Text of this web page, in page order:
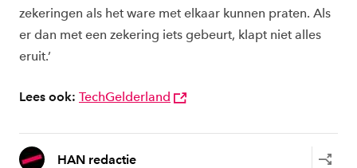
zekeringen als het ware met elkaar kunnen praten. Als
er dan met een zekering iets gebeurt, klapt niet alles
eruit.’
Lees ook: TechGelderland
HAN redactie